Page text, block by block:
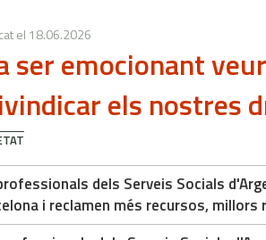
el 18.06.2026
ser emocionant
els nostres
dels Serveis Socials
i reclamen més recursos,